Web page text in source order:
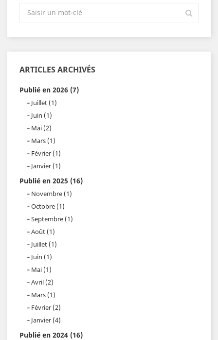
ARTICLES ARCHIVÉS
Publié en 2026 (7)
Juillet (1)
Juin (1)
Mai (2)
Mars (1)
Février (1)
Janvier (1)
Publié en 2025 (16)
Novembre (1)
Octobre (1)
Septembre (1)
Août (1)
Juillet (1)
Juin (1)
Mai (1)
Avril (2)
Mars (1)
Février (2)
Janvier (4)
Publié en 2024 (16)